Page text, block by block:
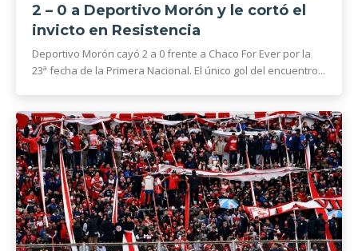
2 – 0 a Deportivo Morón y le cortó el
invicto en Resistencia
Deportivo Morón cayó 2 a 0 frente a Chaco For Ever por la
23ª fecha de la Primera Nacional. El único gol del encuentro...